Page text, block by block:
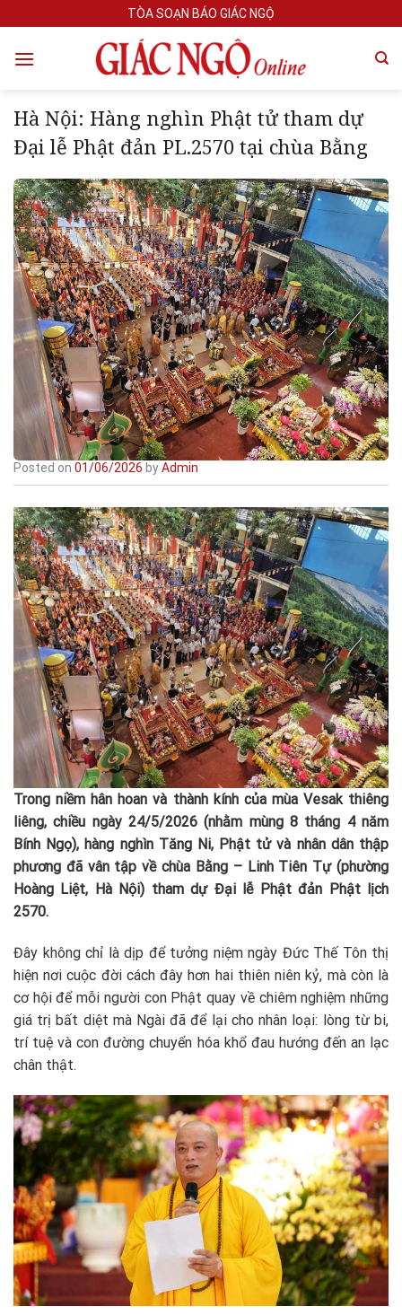
to
content
TÒA SOẠN BÁO GIÁC NGỘ
Hà Nội: Hàng nghìn Phật tử tham dự
Đại lễ Phật đản PL.2570 tại chùa Bằng
Posted on 01/06/2026 byAdmin
Trong niềm hân hoan và thành kính của mùa Vesak thiêng
liêng, chiều ngày 24/5/2026 (nhằm mùng 8 tháng 4 năm
Bính Ngọ), hàng nghìn Tăng Ni, Phật tử và nhân dân thập
phương đã vân tập về chùa Bằng – Linh Tiên Tự (phường
Hoàng Liệt, Hà Nội) tham dự Đại lễ Phật đản Phật lịch
2570.
Đây không chỉ là dịp để tưởng niệm ngày Đức Thế Tôn thị
hiện nơi cuộc đời cách đây hơn hai thiên niên kỷ, mà còn là
cơ hội để mỗi người con Phật quay về chiêm nghiệm những
giá trị bất diệt mà Ngài đã để lại cho nhân loại: lòng từ bi,
trí tuệ và con đường chuyển hóa khổ đau hướng đến an lạc
chân thật.